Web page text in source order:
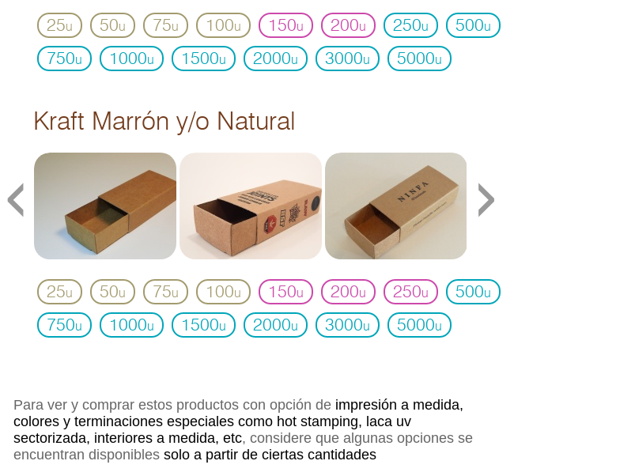
25u 50u 75u 100u 150u 200u 250u 500u
750u 1000u 1500u 2000u 3000u 5000u
Kraft Marrón y/o Natural
‹ ›
25u 50u 75u 100u 150u 200u 250u 500u
750u 1000u 1500u 2000u 3000u 5000u
Para ver y comprar estos productos con opción de impresión a medida,
colores y terminaciones especiales como hot stamping, laca uv
sectorizada, interiores a medida, etc, considere que algunas opciones se
encuentran disponibles solo a partir de ciertas cantidades